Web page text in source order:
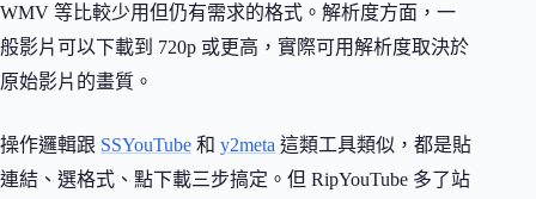
WMV 等比較少用但仍有需求的格式。解析度方面，一
般影片可以下載到 720p 或更高，實際可用解析度取決於
原始影片的畫質。
操作邏輯跟 SSYouTube 和 y2meta 這類工具類似，都是貼
連結、選格式、點下載三步搞定。但 RipYouTube 多了站